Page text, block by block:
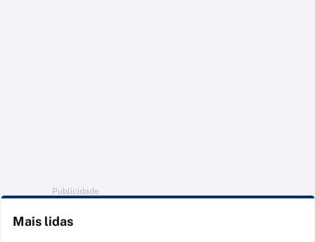
Publicidade
Mais lidas